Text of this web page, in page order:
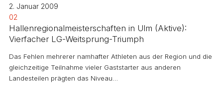
2. Januar 2009
02
Hallenregionalmeisterschaften in Ulm (Aktive):
Vierfacher LG-Weitsprung-Triumph
Das Fehlen mehrerer namhafter Athleten aus der Region und die
gleichzeitige Teilnahme vieler Gaststarter aus anderen
Landesteilen prägten das Niveau…